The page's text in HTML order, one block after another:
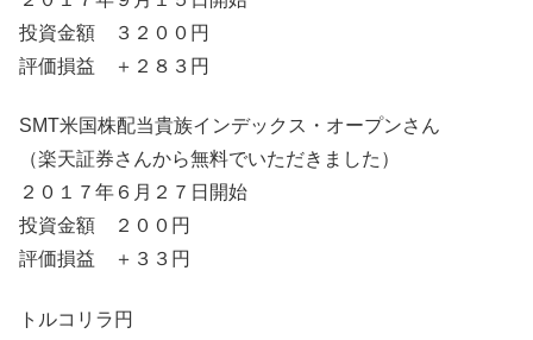
投資金額 ３２００円
評価損益 ＋２８３円
SMT米国株配当貴族インデックス・オープンさん
（楽天証券さんから無料でいただきました）
２０１７年６月２７日開始
投資金額 ２００円
評価損益 ＋３３円
トルコリラ円